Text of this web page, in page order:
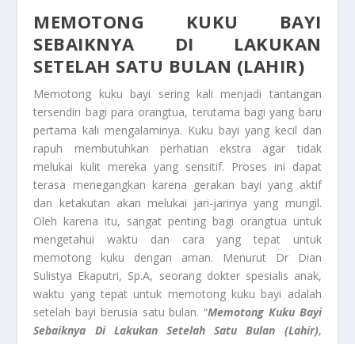
MEMOTONG KUKU BAYI
SEBAIKNYA DI LAKUKAN
SETELAH SATU BULAN (LAHIR)
Memotong kuku bayi sering kali menjadi tantangan
tersendiri bagi para orangtua, terutama bagi yang baru
pertama kali mengalaminya. Kuku bayi yang kecil dan
rapuh membutuhkan perhatian ekstra agar tidak
melukai kulit mereka yang sensitif. Proses ini dapat
terasa menegangkan karena gerakan bayi yang aktif
dan ketakutan akan melukai jari-jarinya yang mungil.
Oleh karena itu, sangat penting bagi orangtua untuk
mengetahui waktu dan cara yang tepat untuk
memotong kuku dengan aman. Menurut Dr Dian
Sulistya Ekaputri, Sp.A, seorang dokter spesialis anak,
waktu yang tepat untuk memotong kuku bayi adalah
setelah bayi berusia satu bulan. “Memotong Kuku Bayi
Sebaiknya Di Lakukan Setelah Satu Bulan (Lahir),